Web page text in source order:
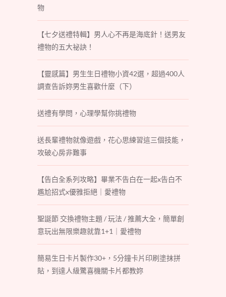
物
【七夕送禮特輯】男人心不再是海底針！送男友
禮物的五大祕訣！
【靈感篇】男生生日禮物小資42選，超過400人
調查告訴妳男生喜歡什麼（下）
送禮有學問，心理學幫你挑禮物
送長輩禮物就像遊戲，花心思練習這三個技能，
攻破心房非難事
【告白全系列攻略】畢業不告白在一起x告白不
尷尬招式x優雅拒絕｜愛禮物
聖誕節 交換禮物主題 / 玩法 / 推薦大全，簡單創
意玩出無限樂趣就靠1+1｜愛禮物
簡易生日卡片製作30+，5分鐘卡片印刷塗抹拼
貼，到達人級驚喜機關卡片都教妳